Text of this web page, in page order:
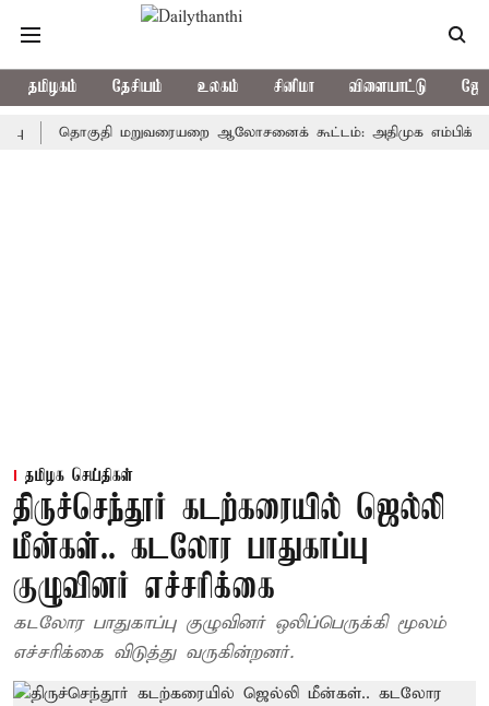
தமிழகம் தேசியம் உலகம் சினிமா விளையாட்டு
தொகுதி மறுவரையறை ஆலோசனைக் கூட்டம்: அதிமுக எம்பிக்கள்
தமிழக செய்திகள்
திருச்செந்தூர் கடற்கரையில் ஜெல்லி
மீன்கள்.. கடலோர பாதுகாப்பு
குழுவினர் எச்சரிக்கை
கடலோர பாதுகாப்பு குழுவினர் ஒலிப்பெருக்கி மூலம்
எச்சரிக்கை விடுத்து வருகின்றனர்.